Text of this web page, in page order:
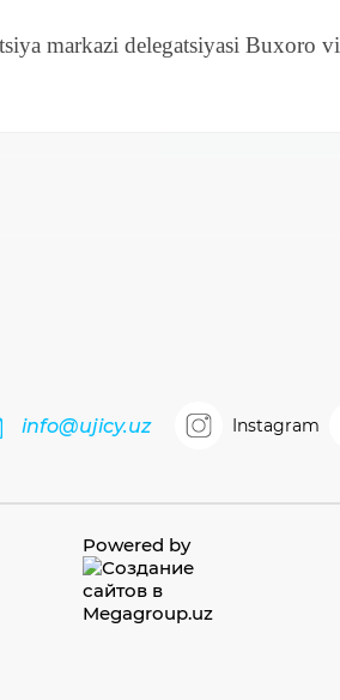
markazi delegatsiyasi Buxoro
info@ujicy.uz Instagram
Powered by